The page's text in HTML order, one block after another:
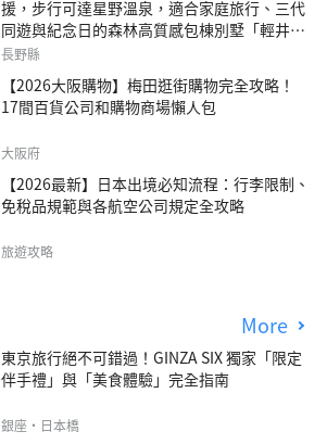
援，步行可達星野溫泉，適合家庭旅行、三代
同遊與紀念日的森林高質感包棟別墅「輕井澤
森四季VILLA」
長野縣
【2026大阪購物】梅田逛街購物完全攻略！
17間百貨公司和購物商場懶人包
大阪府
【2026最新】日本出境必知流程：行李限制、
免稅品規範與各航空公司規定全攻略
旅遊攻略
More
東京旅行絕不可錯過！GINZA SIX 獨家「限定
伴手禮」與「美食體驗」完全指南
銀座・日本橋